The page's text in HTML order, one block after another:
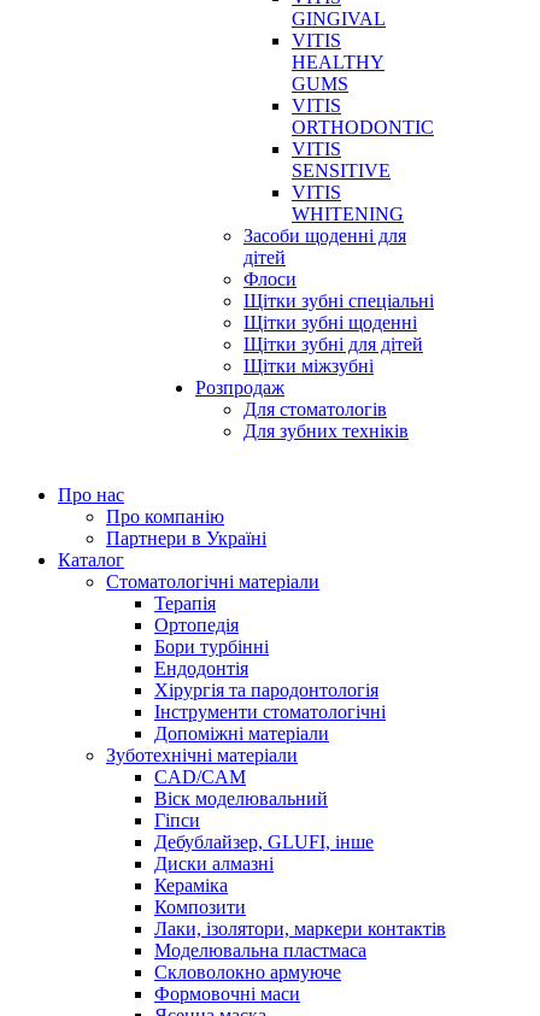
GINGIVAL
VITIS
HEALTHY
GUMS
VITIS
ORTHODONTIC
VITIS
SENSITIVE
VITIS
WHITENING
Засоби щоденні для
дітей
Флоси
Щітки зубні спеціальні
Щітки зубні щоденні
Щітки зубні для дітей
Щітки міжзубні
Розпродаж
Для стоматологів
Для зубних техніків
Про нас
Про компанію
Партнери в Україні
Каталог
Стоматологічні матеріали
Терапія
Ортопедія
Бори турбінні
Ендодонтія
Хірургія та пародонтологія
Інструменти стоматологічні
Допоміжні матеріали
Зуботехнічні матеріали
CAD/CAM
Віск моделювальний
Гіпси
Дебублайзер, GLUFI, інше
Диски алмазні
Кераміка
Композити
Лаки, ізолятори, маркери контактів
Моделювальна пластмаса
Скловолокно армуюче
Формовочні маси